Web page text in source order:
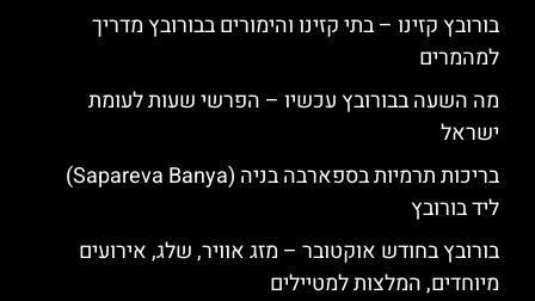
בורובץ קזינו – בתי קזינו והימורים בבורובץ מדריך
למהמרים
מה השעה בבורובץ עכשיו – הפרשי שעות לעומת
ישראל
בריכות תרמיות בספארבה בניה (Sapareva Banya)
ליד בורובץ
בורובץ בחודש אוקטובר – מזג אוויר, שלג, אירועים
מיוחדים, המלצות למטיילים